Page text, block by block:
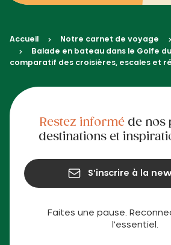
Accueil Notre carnet de voyage
Balade en bateau dans le Golfe
comparatif des croisières, escales et
Faites une pause.
l'essentiel.
Restez informéde nos
destinations et
S'inscrire à la